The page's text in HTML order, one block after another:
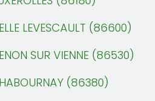
LEVESCAULT (86600)
SUR VIENNE (86530)
(86380)